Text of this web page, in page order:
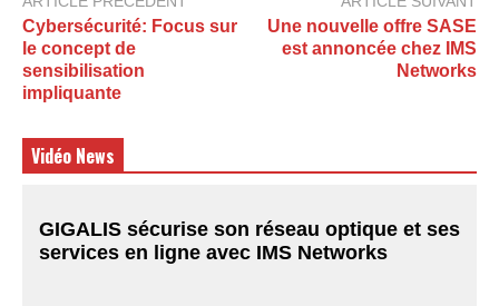
Cybersécurité: Focus sur
le concept de
sensibilisation
impliquante
Une nouvelle offre SASE
est annoncée chez IMS
Networks
Vidéo News
GIGALIS sécurise son réseau optique et ses
services en ligne avec IMS Networks